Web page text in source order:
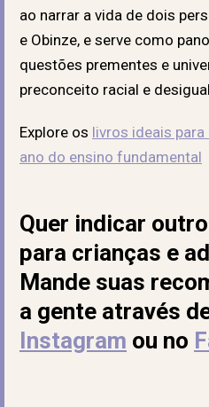
ao narrar a vida de dois
e Obinze, e serve como
questões prementes e
preconceito racial e
Explore os livros ideais para
ano do ensino fundamental
Quer indicar
para crianças e
Mande suas
a gente através
Instagram ou no